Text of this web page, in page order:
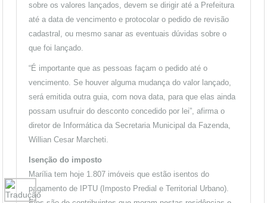
sobre os valores lançados, devem se dirigir até a Prefeitura
até a data de vencimento e protocolar o pedido de revisão
cadastral, ou mesmo sanar as eventuais dúvidas sobre o
que foi lançado.
“É importante que as pessoas façam o pedido até o
vencimento. Se houver alguma mudança do valor lançado,
será emitida outra guia, com nova data, para que elas ainda
possam usufruir do desconto concedido por lei”, afirma o
diretor de Informática da Secretaria Municipal da Fazenda,
Willian Cesar Marcheti.
Isenção do imposto
Marília tem hoje 1.807 imóveis que estão isentos do
pagamento de IPTU (Imposto Predial e Territorial Urbano).